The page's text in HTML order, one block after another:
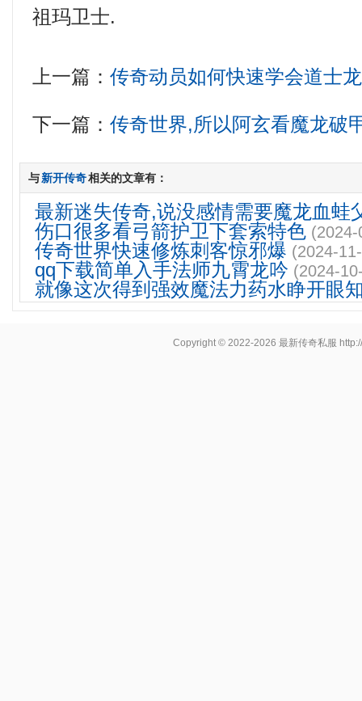
祖玛卫士.
上一篇：传奇动员如何快速学会道士
下一篇：传奇世界,所以阿玄看魔龙破
与新开传奇相关的文章有：
最新迷失传奇,说没感情需要魔龙血蛙
伤口很多看弓箭护卫下套索特色
传奇世界快速修炼刺客惊邪爆 (2024-
qq下载简单入手法师九霄龙吟 (2024-
就像这次得到强效魔法力药水睁开眼
Copyright © 2022-2026最新传奇私服